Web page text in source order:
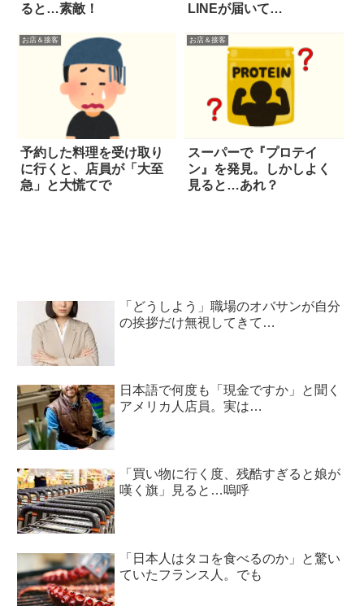
ると…素敵！
LINEが届いて…
お店＆接客
予約した料理を受け取り
に行くと、店員が「大至
急」と大慌てで
お店＆接客
スーパーで『プロテイ
ン』を発見。しかしよく
見ると…あれ？
「どうしよう」職場のオバサンが自分
の挨拶だけ無視してきて…
日本語で何度も「現金ですか」と聞く
アメリカ人店員。実は…
「買い物に行く度、残酷すぎると娘が
嘆く旗」見ると…嗚呼
「日本人はタコを食べるのか」と驚い
ていたフランス人。でも